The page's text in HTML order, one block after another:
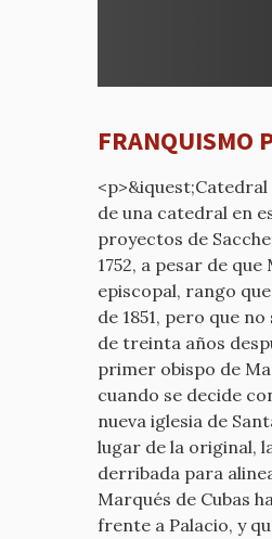
FRANQUISMO
de una catedral en
proyectos de
1752, a pesar de
episcopal, rango
de 1851, pero que
de treinta años
primer obispo de
cuando se decide
nueva iglesia de
lugar de la original,
derribada para
Marqués de Cubas
frente a Palacio, y